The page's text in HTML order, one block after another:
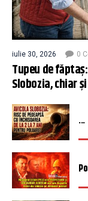
iulie 30, 2026 0
Tupeu de
Slobozia, chiar
...